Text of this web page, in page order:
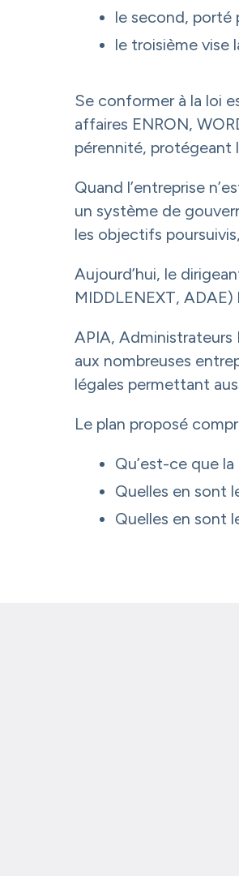
le second, porté
le troisième vise
Se conformer à la loi
affaires ENRON,
pérennité, protégeant
Quand l’entreprise
un système de
les objectifs
Aujourd’hui, le
MIDDLENEXT,
APIA, Administrateurs
aux nombreuses
légales permettant
Le plan proposé
Qu’est-ce que
Quelles en sont
Quelles en sont